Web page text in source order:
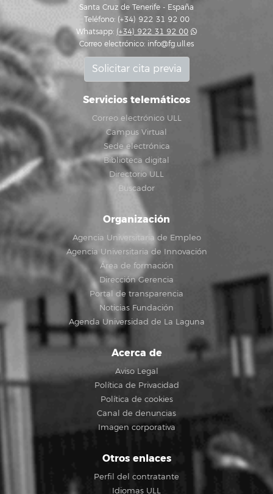
Santa Cruz de Tenerife - España
Teléfono: (+34) 922 31 92 00
Whatsapp: (+34) 922 31 92 00
Correo electrónico: info@fg.ull.es
Solicitar cita previa
Servicios telemáticos
Correo electrónico ULL
Campus Virtual
Sede electrónica
Biblioteca digital
Directorio ULL
Buscador
Organización
Agencia Universitaria de Empleo
Agencia Universitaria de Innovación
Área de formación
Dirección Gerencia
Portal de transparencia
Noticias Fundación
Agenda Universidad de La Laguna
Acerca de
Aviso Legal
Política de Privacidad
Política de cookies
Canal de denuncias
Imagen corporativa
Otros enlaces
Perfil del contratante
Idiomas ULL